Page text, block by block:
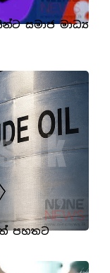
සමාජ මාධ්‍ය
පහතට